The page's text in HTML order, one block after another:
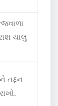
ચાલુ
તદ્દન